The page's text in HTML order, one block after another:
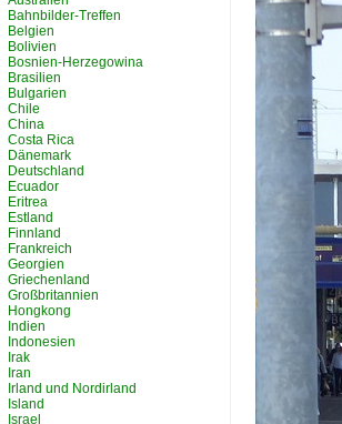
Bahnbilder-Treffen
Belgien
Bolivien
Bosnien-Herzegowina
Brasilien
Bulgarien
Chile
China
Costa Rica
Dänemark
Deutschland
Ecuador
Eritrea
Estland
Finnland
Frankreich
Georgien
Griechenland
Großbritannien
Hongkong
Indien
Indonesien
Irak
Iran
Irland und Nordirland
Island
Israel